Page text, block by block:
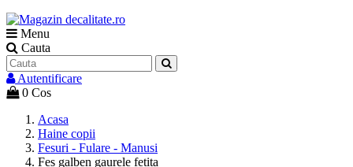
Menu
Cauta
Autentificare
0 Cos
Acasa
Haine copii
Fesuri - Fulare - Manusi
Fes galben gaurele fetita